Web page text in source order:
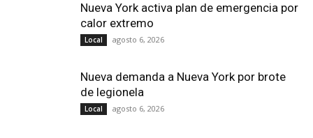
Nueva York activa plan de emergencia por
calor extremo
Local agosto 6, 2026
Nueva demanda a Nueva York por brote
de legionela
Local agosto 6, 2026